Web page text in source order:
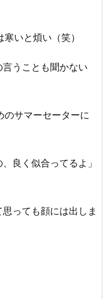
いと煩い（笑）
うことも聞かない
のサマーセーターに
良く似合ってるよ」
っても顔には出しま